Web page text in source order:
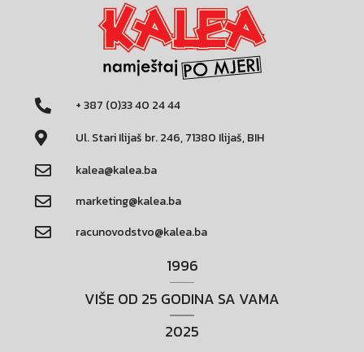
+ 387 (0)33 40 24 44
Ul. Stari Ilijaš br. 246, 71380 Ilijaš, BIH
kalea@kalea.ba
marketing@kalea.ba
racunovodstvo@kalea.ba
1996
VIŠE OD 25 GODINA SA VAMA
2025